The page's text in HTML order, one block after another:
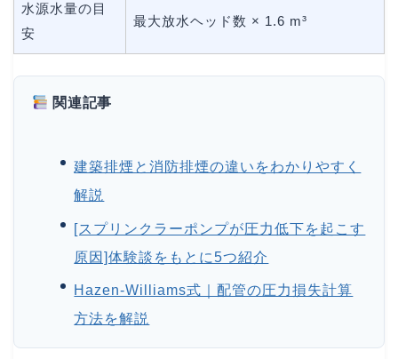
水源水量の目
安
最大放水ヘッド数 × 1.6 m³
関連記事
建築排煙と消防排煙の違いをわかりやすく
解説
[スプリンクラーポンプが圧力低下を起こす
原因]体験談をもとに5つ紹介
Hazen-Williams式｜配管の圧力損失計算
方法を解説